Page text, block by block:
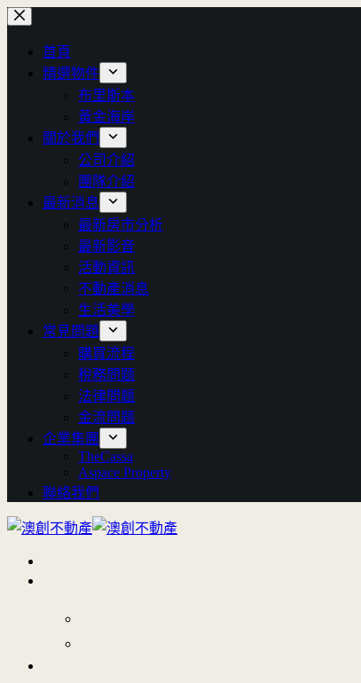
跳
首頁
精選物件
布里斯本
黃金海岸
關於我們
公司介紹
團隊介紹
最新消息
最新房市分析
最新影音
活動資訊
不動產消息
生活美學
常見問題
購買流程
稅務問题
法律問题
金流問题
企業集團
TheCassa
Aspace Property
聯絡我們